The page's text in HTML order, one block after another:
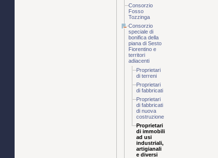
Consorzio
Fosso
Tozzinga
Consorzio
speciale di
bonifica della
piana di Sesto
Fiorentino e
territori
adiacenti
Proprietari
di terreni
Proprietari
di fabbricati
Proprietari
di fabbricati
di nuova
costruzione
Proprietari
di immobili
ad usi
industriali,
artigianali
e diversi